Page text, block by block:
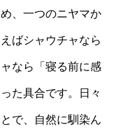
、一つのニヤマか
ばシャウチャなら
なら「寝る前に感
た具合です。日々
で、自然に馴染ん